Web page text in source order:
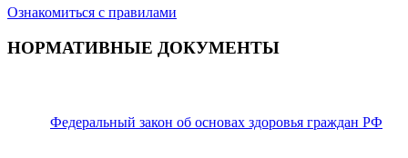
Ознакомиться с правилами
НОРМАТИВНЫЕ ДОКУМЕНТЫ
Федеральный закон об основах здоровья граждан РФ